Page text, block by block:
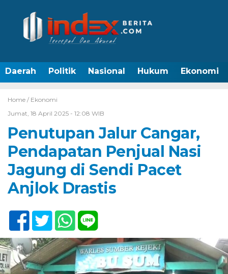
Daerah Politik Nasional Hukum Ekonomi
Home / Ekonomi
Jumat, 18 April 2025 - 12:08 WIB
Penutupan Jalur Cangar,
Pendapatan Penjual Nasi
Jagung di Sendi Pacet
Anjlok Drastis